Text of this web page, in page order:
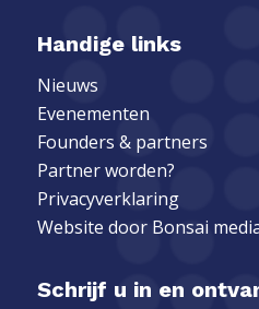
Handige links
Nieuws
Evenementen
Founders & partners
Partner worden?
Privacyverklaring
Website door Bonsai
Schrijf u in en